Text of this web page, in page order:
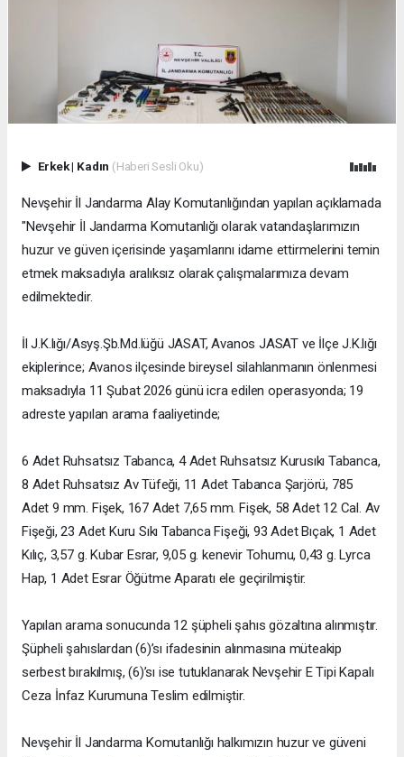
Erkek| Kadın (Haberi Sesli Oku)
Nevşehir İl Jandarma Alay Komutanlığından yapılan açıklamada
"Nevşehir İl Jandarma Komutanlığı olarak vatandaşlarımızın
huzur ve güven içerisinde yaşamlarını idame ettirmelerini temin
etmek maksadıyla aralıksız olarak çalışmalarımıza devam
edilmektedir.
İl J.K.lığı/Asyş.Şb.Md.lüğü JASAT, Avanos JASAT ve İlçe J.K.lığı
ekiplerince; Avanos ilçesinde bireysel silahlanmanın önlenmesi
maksadıyla 11 Şubat 2026 günü icra edilen operasyonda; 19
adreste yapılan arama faaliyetinde;
6 Adet Ruhsatsız Tabanca, 4 Adet Ruhsatsız Kurusıkı Tabanca,
8 Adet Ruhsatsız Av Tüfeği, 11 Adet Tabanca Şarjörü, 785
Adet 9 mm. Fişek, 167 Adet 7,65 mm. Fişek, 58 Adet 12 Cal. Av
Fişeği, 23 Adet Kuru Sıkı Tabanca Fişeği, 93 Adet Bıçak, 1 Adet
Kılıç, 3,57 g. Kubar Esrar, 9,05 g. kenevir Tohumu, 0,43 g. Lyrca
Hap, 1 Adet Esrar Öğütme Aparatı ele geçirilmiştir.
Yapılan arama sonucunda 12 şüpheli şahıs gözaltına alınmıştır.
Şüpheli şahıslardan (6)’sı ifadesinin alınmasına müteakip
serbest bırakılmış, (6)’sı ise tutuklanarak Nevşehir E Tipi Kapalı
Ceza İnfaz Kurumuna Teslim edilmiştir.
Nevşehir İl Jandarma Komutanlığı halkımızın huzur ve güveni